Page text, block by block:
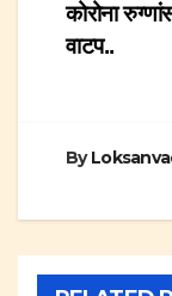
कोरोना
वाटप..
By